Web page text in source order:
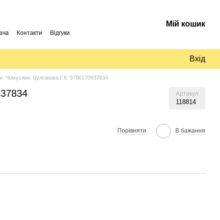
Контакти Відгуки
Мій кошик
Вхід
Чомусики. Булгакова Г.К. 9786170937834
Артикул
118814
Порівняти В бажання